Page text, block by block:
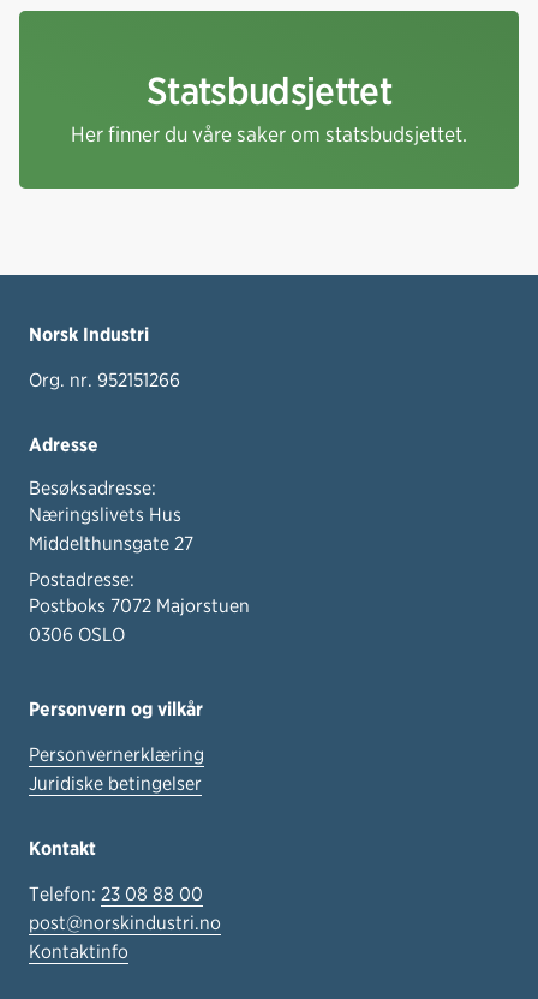
Statsbudsjettet
Her finner du våre saker om statsbudsjettet.
Norsk Industri
Org. nr. 952151266
Adresse
Besøksadresse:
Næringslivets Hus
Middelthunsgate 27
Postadresse:
Postboks 7072 Majorstuen
0306 OSLO
Personvern og vilkår
Personvernerklæring
Juridiske betingelser
Kontakt
Telefon: 23 08 88 00
post@norskindustri.no
Kontaktinfo